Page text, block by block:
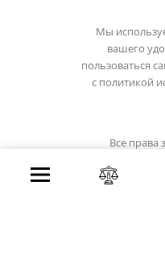
Мы
вашего
пользоваться
с политикой
Все права